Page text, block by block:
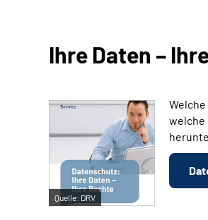
Ihre Daten –
Quelle: DRV
welche